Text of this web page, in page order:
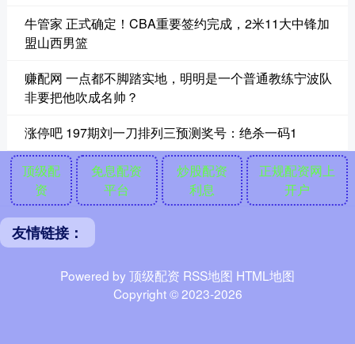
牛管家 正式确定！CBA重要签约完成，2米11大中锋加
盟山西男篮
赚配网 一点都不脚踏实地，明明是一个普通教练宁波队
非要把他吹成名帅？
涨停吧 197期刘一刀排列三预测奖号：绝杀一码1
顶级配
资
免息配资
平台
炒股配资
利息
正规配资网上
开户
友情链接：
Powered by 顶级配资 RSS地图 HTML地图
Copyright© 2023-2026